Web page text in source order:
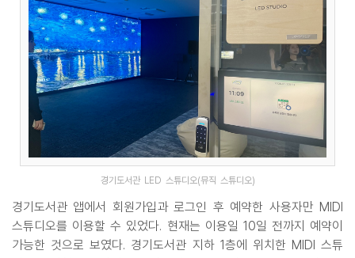
경기도서관 LED 스튜디오(뮤직 스튜디오)
경기도서관 앱에서 회원가입과 로그인 후 예약한 사용자만 MIDI
스튜디오를 이용할 수 있었다. 현재는 이용일 10일 전까지 예약이
가능한 것으로 보였다. 경기도서관 지하 1층에 위치한 MIDI 스튜